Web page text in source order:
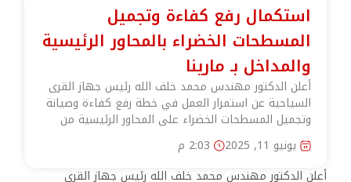
استكمال رفع كفاءة وتجميل
المسطحات الخضراء بالمحاور الرئيسية
والمداخل بـ مارينا
أعلن الدكتور مهندس محمد خلف الله رئيس جهاز القرى
السياحية عن استمرار العمل في خطة رفع كفاءة وصيانة
وتجميل المسطحات الخضراء على المحاور الرئيسية من
يونيو 11, 2025
2:03 م
أعلن الدكتور مهندس محمد خلف الله رئيس جهاز القرى